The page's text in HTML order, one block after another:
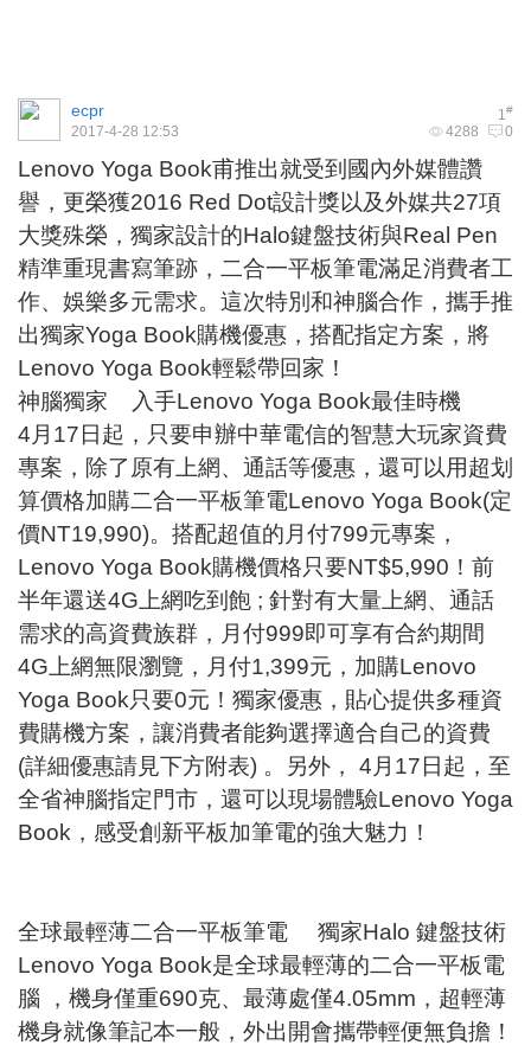
1#
ecpr
4288 0
2017-4-28 12:53
Lenovo Yoga Book甫推出就受到國內外媒體讚
譽，更榮獲2016 Red Dot設計獎以及外媒共27項
大獎殊榮，獨家設計的Halo鍵盤技術與Real Pen
精準重現書寫筆跡，二合一平板筆電滿足消費者工
作、娛樂多元需求。這次特別和神腦合作，攜手推
出獨家Yoga Book購機優惠，搭配指定方案，將
Lenovo Yoga Book輕鬆帶回家！
神腦獨家 入手Lenovo Yoga Book最佳時機
4月17日起，只要申辦中華電信的智慧大玩家資費
專案，除了原有上網、通話等優惠，還可以用超划
算價格加購二合一平板筆電Lenovo Yoga Book(定
價NT19,990)。搭配超值的月付799元專案，
Lenovo Yoga Book購機價格只要NT$5,990！前
半年還送4G上網吃到飽 ; 針對有大量上網、通話
需求的高資費族群，月付999即可享有合約期間
4G上網無限瀏覽，月付1,399元，加購Lenovo
Yoga Book只要0元！獨家優惠，貼心提供多種資
費購機方案，讓消費者能夠選擇適合自己的資費
(詳細優惠請見下方附表) 。另外， 4月17日起，至
全省神腦指定門市，還可以現場體驗Lenovo Yoga
Book，感受創新平板加筆電的強大魅力！
全球最輕薄二合一平板筆電 獨家Halo 鍵盤技術
Lenovo Yoga Book是全球最輕薄的二合一平板電
腦 ，機身僅重690克、最薄處僅4.05mm，超輕薄
機身就像筆記本一般，外出開會攜帶輕便無負擔！